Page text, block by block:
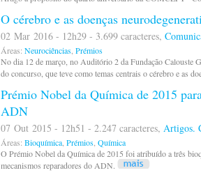
O cérebro e as doenças
02 Mar 2016 - 12h29 - 3.699 caracteres,
Áreas: Neurociências Prémios
No dia 12 de março, no Auditório 2 da Fundação Calouste
do concurso, que teve como temas centrais o cérebro e as
Prémio Nobel da Química de 2015
ADN
07 Out 2015 - 12h51 - 2.247 caracteres, Artigos.
Áreas: Bioquímica Prémios Química
O Prémio Nobel da Química de 2015 foi atribuído a três
mecanismos reparadores do ADN.